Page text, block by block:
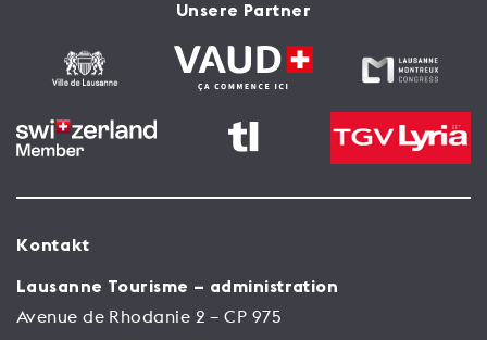
Unsere Partner
Kontakt
Lausanne Tourisme – administration
Avenue de Rhodanie 2 – CP 975